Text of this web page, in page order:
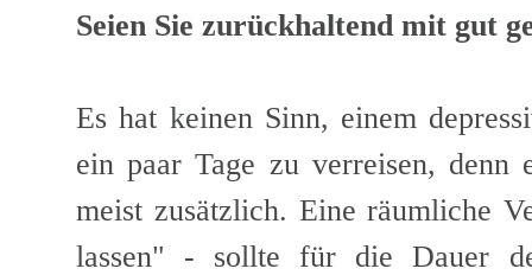
Seien Sie zurückhaltend mit gut
Es hat keinen Sinn, einem
ein paar Tage zu verreisen, denn
meist zusätzlich. Eine räumliche
lassen" - sollte für die Dauer